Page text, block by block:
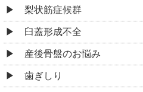
梨状筋症候群
臼蓋形成不全
産後骨盤のお悩み
歯ぎしり